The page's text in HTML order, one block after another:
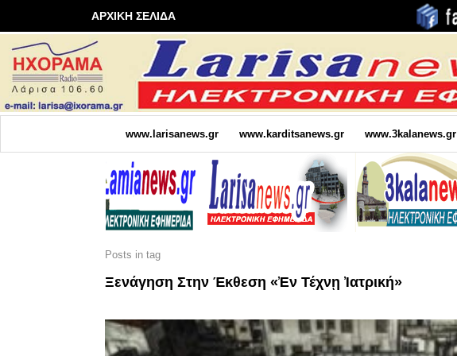
ΑΡΧΙΚΗ ΣΕΛΙΔΑ
www.larisanews.gr www.karditsanews.gr www.3kalanews.gr
Posts in tag
Ξενάγηση Στην Έκθεση «Ἐν Τέχνῃ Ἰατρική»